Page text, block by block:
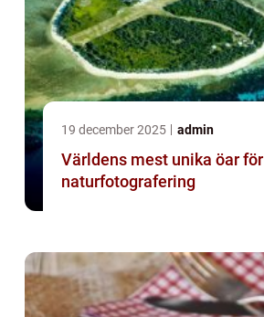
19 december 2025 admin
Världens mest unika öar för
naturfotografering